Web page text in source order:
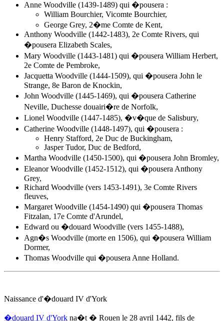
Anne Woodville (1439-1489) qui �pousera :
William Bourchier, Vicomte Bourchier,
George Grey, 2�me Comte de Kent,
Anthony Woodville (1442-1483), 2e Comte Rivers, qui
�pousera Elizabeth Scales,
Mary Woodville (1443-1481) qui �pousera William Herbert,
2e Comte de Pembroke,
Jacquetta Woodville (1444-1509), qui �pousera John le
Strange, 8e Baron de Knockin,
John Woodville (1445-1469), qui �pousera Catherine
Neville, Duchesse douairi�re de Norfolk,
Lionel Woodville (1447-1485), �v�que de Salisbury,
Catherine Woodville (1448-1497), qui �pousera :
Henry Stafford, 2e Duc de Buckingham,
Jasper Tudor, Duc de Bedford,
Martha Woodville (1450-1500), qui �pousera John Bromley,
Eleanor Woodville (1452-1512), qui �pousera Anthony
Grey,
Richard Woodville (vers 1453-1491), 3e Comte Rivers
fleuves,
Margaret Woodville (1454-1490) qui �pousera Thomas
Fitzalan, 17e Comte d'Arundel,
Edward ou �douard Woodville (vers 1455-1488),
Agn�s Woodville (morte en 1506), qui �pousera William
Dormer,
Thomas Woodville qui �pousera Anne Holland.
Naissance d'�douard IV d'York
�douard IV d'York na�t � Rouen le 28 avril 1442, fils de